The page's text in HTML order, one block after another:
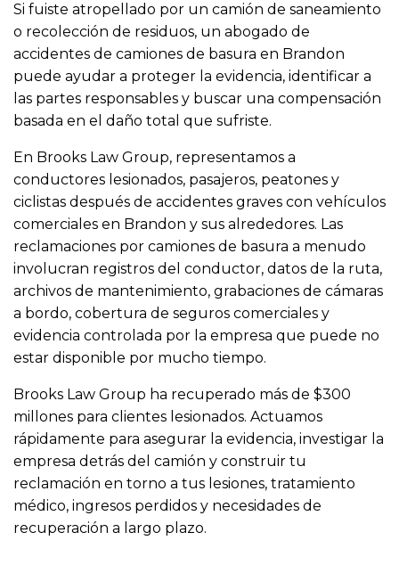
Si fuiste atropellado por un camión de saneamiento
o recolección de residuos, un abogado de
accidentes de camiones de basura en Brandon
puede ayudar a proteger la evidencia, identificar a
las partes responsables y buscar una compensación
basada en el daño total que sufriste.
En Brooks Law Group, representamos a
conductores lesionados, pasajeros, peatones y
ciclistas después de accidentes graves con vehículos
comerciales en Brandon y sus alrededores. Las
reclamaciones por camiones de basura a menudo
involucran registros del conductor, datos de la ruta,
archivos de mantenimiento, grabaciones de cámaras
a bordo, cobertura de seguros comerciales y
evidencia controlada por la empresa que puede no
estar disponible por mucho tiempo.
Brooks Law Group ha recuperado más de $300
millones para clientes lesionados. Actuamos
rápidamente para asegurar la evidencia, investigar la
empresa detrás del camión y construir tu
reclamación en torno a tus lesiones, tratamiento
médico, ingresos perdidos y necesidades de
recuperación a largo plazo.